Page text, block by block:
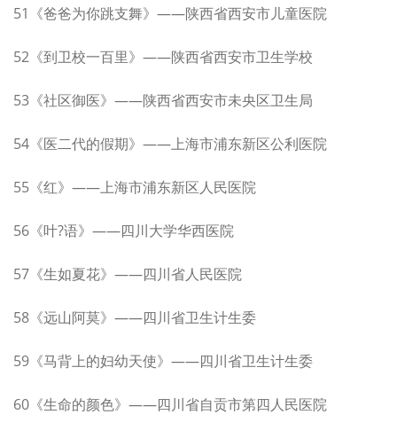
51《爸爸为你跳支舞》——陕西省西安市儿童医院
52《到卫校一百里》——陕西省西安市卫生学校
53《社区御医》——陕西省西安市未央区卫生局
54《医二代的假期》——上海市浦东新区公利医院
55《红》——上海市浦东新区人民医院
56《叶?语》——四川大学华西医院
57《生如夏花》——四川省人民医院
58《远山阿莫》——四川省卫生计生委
59《马背上的妇幼天使》——四川省卫生计生委
60《生命的颜色》——四川省自贡市第四人民医院